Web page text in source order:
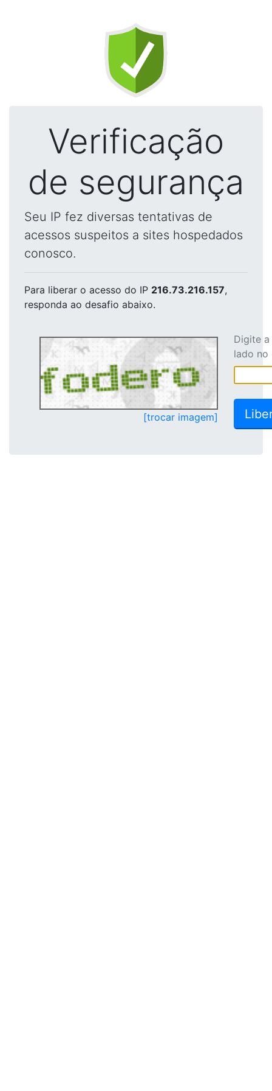
Verificação
de segurança
Seu IP fez diversas tentativas de
acessos suspeitos a sites hospedados
conosco.
Para liberar o acesso do IP 216.73.216.157,
responda ao desafio abaixo.
[trocar imagem]
Digite
lado no